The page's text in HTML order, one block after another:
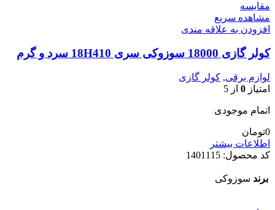
مقایسه
مشاهده سریع
افزودن به علاقه مندی
کولر گازی 18000 سوزوکی سری 18H410 سرد و گرم
لوازم برقی, کولر گازی
امتیاز 0 از 5
اتمام موجودی
0تومان
اطلاعات بیشتر
کد محصول: 1401115
برند سوزوکی